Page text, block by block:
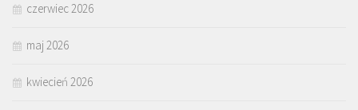
czerwiec 2026
maj 2026
kwiecień 2026